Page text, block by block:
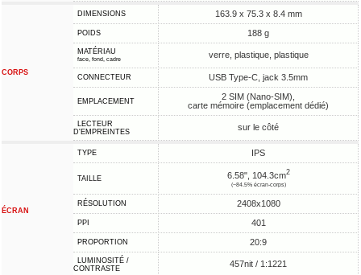
CORPS
DIMENSIONS 163.9 x 75.3 x 8.4 mm
POIDS 188 g
MATÉRIAU
face, fond, cadre verre, plastique, plastique
CONNECTEUR USB Type-C, jack 3.5mm
EMPLACEMENT
2 SIM (Nano-SIM),
carte mémoire (emplacement dédié)
LECTEUR
D'EMPREINTES
sur le côté
ÉCRAN
TYPE IPS
TAILLE 6.58", 104.3cm2
(~84.5% écran-corps)
RÉSOLUTION 2408x1080
PPI 401
PROPORTION 20:9
LUMINOSITÉ /
CONTRASTE
457nit / 1:1221